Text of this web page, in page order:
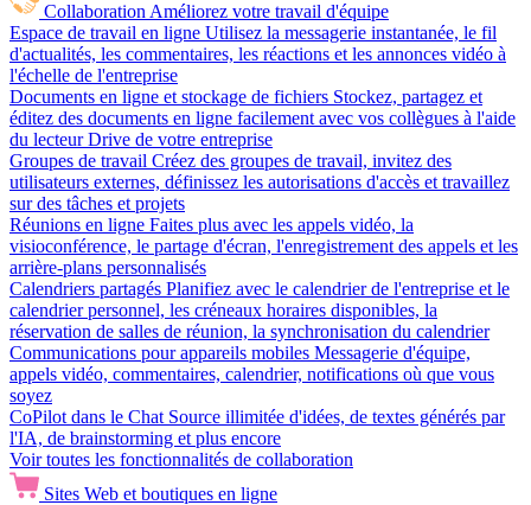
Collaboration Améliorez votre travail d'équipe
Espace de travail en ligne Utilisez la messagerie instantanée, le fil
d'actualités, les commentaires, les réactions et les annonces vidéo à
l'échelle de l'entreprise
Documents en ligne et stockage de fichiers Stockez, partagez et
éditez des documents en ligne facilement avec vos collègues à l'aide
du lecteur Drive de votre entreprise
Groupes de travail Créez des groupes de travail, invitez des
utilisateurs externes, définissez les autorisations d'accès et travaillez
sur des tâches et projets
Réunions en ligne Faites plus avec les appels vidéo, la
visioconférence, le partage d'écran, l'enregistrement des appels et les
arrière-plans personnalisés
Calendriers partagés Planifiez avec le calendrier de l'entreprise et le
calendrier personnel, les créneaux horaires disponibles, la
réservation de salles de réunion, la synchronisation du calendrier
Communications pour appareils mobiles Messagerie d'équipe,
appels vidéo, commentaires, calendrier, notifications où que vous
soyez
CoPilot dans le Chat Source illimitée d'idées, de textes générés par
l'IA, de brainstorming et plus encore
Voir toutes les fonctionnalités de collaboration
Sites Web et boutiques en ligne